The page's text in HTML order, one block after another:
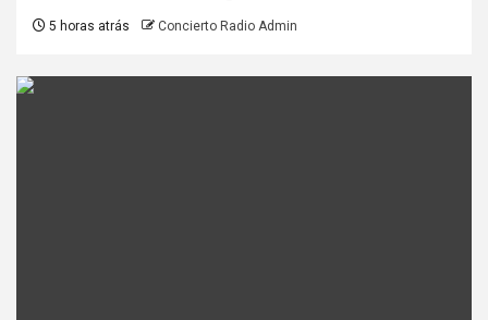
5 horas atrás Concierto Radio Admin